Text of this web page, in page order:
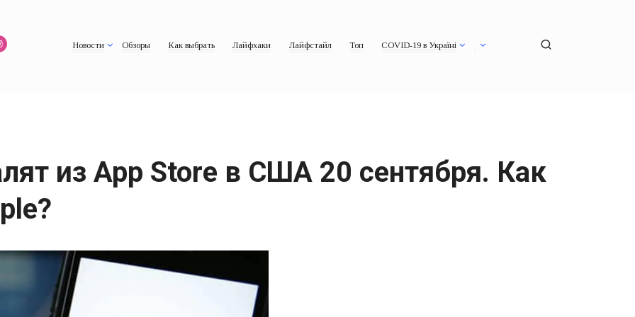
Новости Обзоры Как выбрать Лайфхаки Лайфстайл Топ COVID-19 в Україні
из App Store в США 20 сентября. Как